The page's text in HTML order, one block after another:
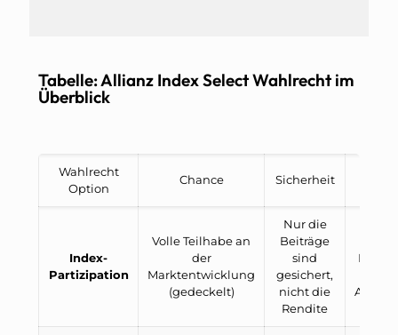
Tabelle: Allianz Index Select Wahlrecht im
Überblick
Wahlrecht
Option
Chance Sicherheit
Index-
Partizipation
Volle Teilhabe an
der
Marktentwicklung
(gedeckelt)
Nur die
Beiträge
sind
gesichert,
nicht die
Rendite